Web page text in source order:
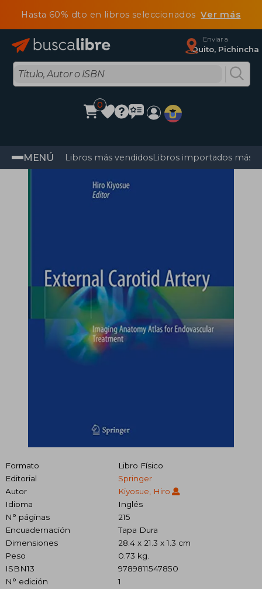
Hasta 60% dto en libros seleccionadosVer más
Enviar a
Quito, Pichincha
0
MENÚ Libros más vendidosLibros importados más
Formato
Libro Físico
Editorial
Springer
Autor
Kiyosue, Hiro
Idioma
Inglés
N° páginas
215
Encuadernación
Tapa Dura
Dimensiones
28.4 x 21.3 x 1.3 cm
Peso
0.73 kg.
ISBN13
9789811547850
N° edición
1